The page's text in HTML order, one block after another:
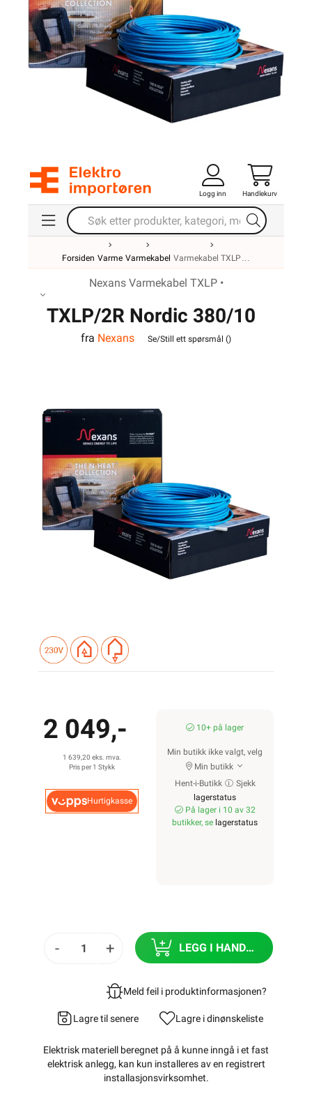
Logg inn Handlekurv
Forsiden Varme Varmekabel Varmekabel TXLP
Nexans Varmekabel TXLP •
TXLP/2R Nordic 380/10
fra Nexans Se/Still ett spørsmål ()
2 049,-
1 639,20 eks. mva.
Pris per 1 Stykk
Hurtigkasse
10+ på lager
Min butikk ikke valgt, velg
Min butikk
Hent-i-Butikk
Sjekk
lagerstatus
På lager i 10 av 32
butikker, se lagerstatus
- + LEGG I HANDLEKURV
Meld feil i produktinformasjonen?
Lagre til senere Lagre i dinønskeliste
Elektrisk materiell beregnet på å kunne inngå i et fast
elektrisk anlegg, kan kun installeres av en registrert
installasjonsvirksomhet.